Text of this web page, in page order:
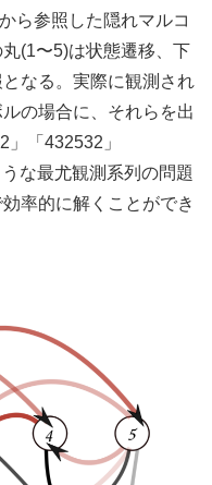
ら参照した隠れマルコ
(1〜5)は状態遷移、下
なる。実際に観測され
の場合に、それらを出
「432532」
な最尤観測系列の問題
率的に解くことができ